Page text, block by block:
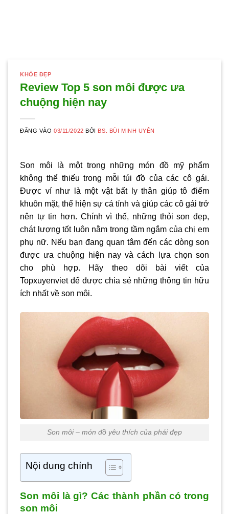
KHỎE ĐẸP
Review Top 5 son môi được ưa
chuộng hiện nay
ĐĂNG VÀO03/11/2022 BỞI BS. BÙI MINH UYÊN
Son môi là một trong những món đồ mỹ phẩm
không thể thiếu trong mỗi túi đồ của các cô gái.
Được ví như là một vật bất ly thân giúp tô điểm
khuôn mặt, thể hiện sự cá tính và giúp các cô gái trở
nên tự tin hơn. Chính vì thế, những thỏi son đẹp,
chát lượng tốt luôn nằm trong tầm ngắm của chị em
phụ nữ. Nếu bạn đang quan tâm đến các dòng son
được ưa chuộng hiện nay và cách lựa chọn son
cho phù hợp. Hãy theo dõi bài viết của
Topxuyenviet để được chia sẻ những thông tin hữu
ích nhất về son môi.
Son môi – món đồ yêu thích của phái đẹp
Nội dung chính
Son môi là gì? Các thành phần có trong
son môi